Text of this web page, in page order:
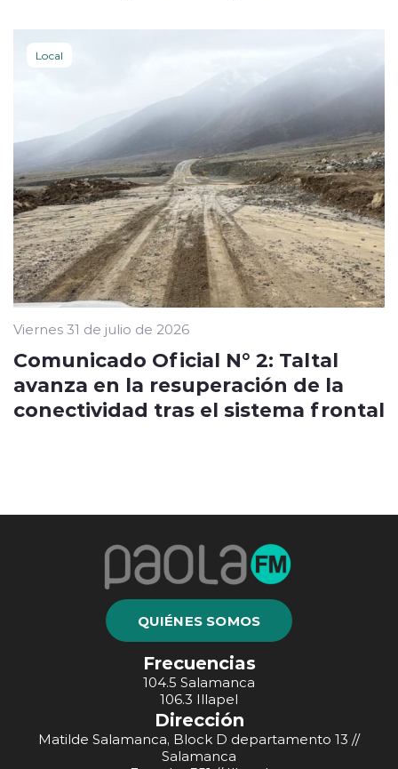
Local
Viernes 31 de julio de 2026
Comunicado Oficial N° 2: Taltal
avanza en la resuperación de la
conectividad tras el sistema frontal
QUIÉNES SOMOS
Frecuencias
104.5 Salamanca
106.3 Illapel
Dirección
Matilde Salamanca, Block D departamento 13 //
Salamanca